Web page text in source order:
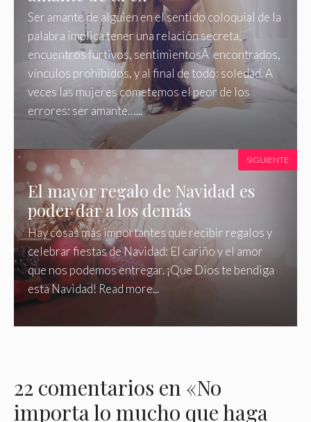
Ser amante de alguien en el sentido coloquial de la
palabra implica tener una relación secreta,
encuentros furtivos, sentimientosÂ encontrados,
vínculos prohibidos, y al final de todo: soledad. A
veces las mujeres cometemos el peor de los
errores: ser amante…...
El mayor regalo de Navidad es
poder dar a los demás
Hay cosas más importantes que recibir regalos y
celebrar fiestas de Navidad: El cariño y el amor
que nos podemos entregar. ¡Que Dios te bendiga
esta Navidad! Read more...
SIGUIENTE
22 comentarios en «No
importa lo mucho que haga